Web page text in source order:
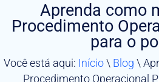
Aprenda como
Procedimento
para o
Você está aqui: Início\ Blog \
Procedimento Operacional